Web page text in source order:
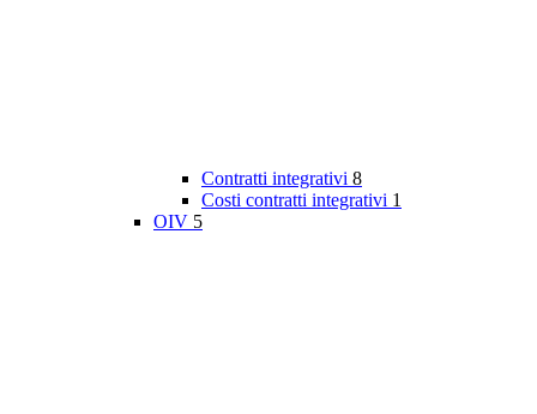
Contratti integrativi 8
Costi contratti integrativi 1
OIV 5